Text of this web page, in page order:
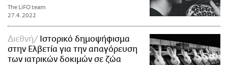
The LiFO team
27.4.2022
Διεθνή
Ιστορικό δημοψήφισμα
στην Ελβετία για την απαγόρευση
των ιατρικών δοκιμών σε ζώα